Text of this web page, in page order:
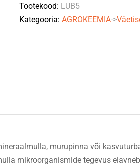
quantity
Tootekood: LUB5
Kategooria:AGROKEEMIA->
murupinna või
mikroorganismide tegevus